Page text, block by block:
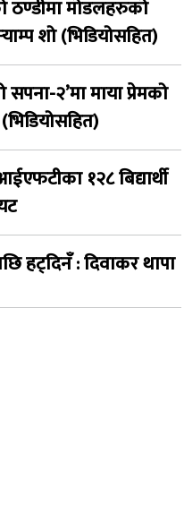
ठण्डीमा मोडलहरुको
शो (भिडियोसहित)
सपना-२’मा माया प्रेमको
१२८ बिद्यार्थी
हट्दिनँ : दिवाकर थापा